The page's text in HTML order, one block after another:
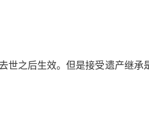
世之后生效。但是接受遗产继承